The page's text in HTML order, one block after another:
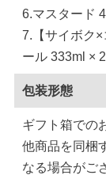
6.マスタード
7.【サイボク
ール 333ml ×
包装形態
ギフト箱での
他商品を同梱
なる場合がご